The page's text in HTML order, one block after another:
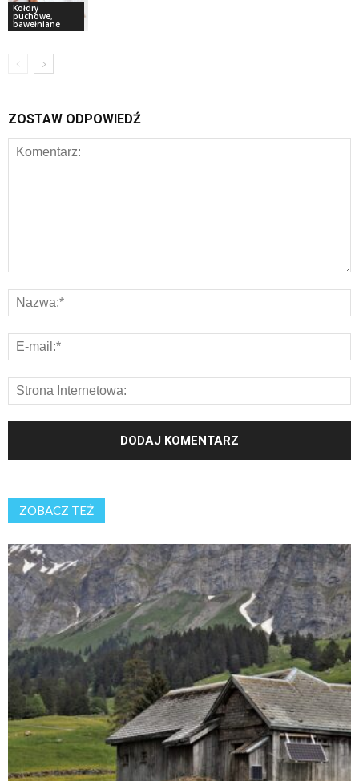
Kołdry
puchowe,
bawełniane
ZOSTAW ODPOWIEDŹ
ZOBACZ TEŻ